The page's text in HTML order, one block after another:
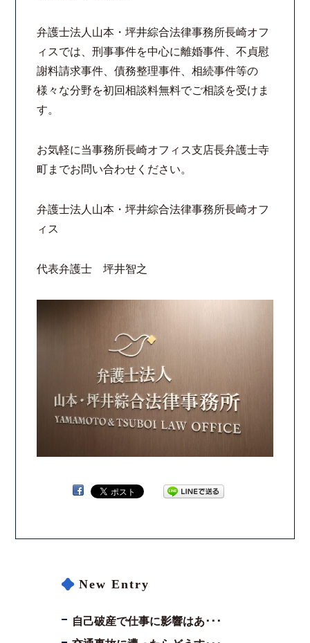
法律相談継続サポートプラン
よくあるご質問
お知らせ
弁護士ブログ
資料ダウンロード
弁護士法人山本・坪井綜合法律事務所長崎オフ
ィスでは、刑事事件を中心に離婚事件、不貞慰
謝料請求事件、債務整理事件、相続事件等の
様々な分野を初回相談料無料でご相談を受けま
す。
お気軽に当事務所長崎オフィス支店長弁護士寺
町までお問い合わせください。
弁護士法人山本・坪井綜合法律事務所長崎オフ
ィス
代表弁護士 坪井智之
New Entry
自己破産で仕事に影響はあ･･･